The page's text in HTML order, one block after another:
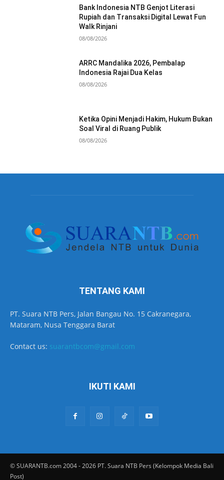
Bank Indonesia NTB Genjot Literasi
Rupiah dan Transaksi Digital Lewat Fun
Walk Rinjani
08/08/2026
ARRC Mandalika 2026, Pembalap
Indonesia Rajai Dua Kelas
08/08/2026
Ketika Opini Menjadi Hakim, Hukum Bukan
Soal Viral di Ruang Publik
08/08/2026
TENTANG KAMI
PT. Suara NTB Pers, Jalan Bangau No. 15 Cakranegara,
Mataram, Nusa Tenggara Barat
Contact us: suarantbcom@gmail.com
IKUTI KAMI
© SUARANTB.com 2004 - 2026 PT. Suara NTB Pers (Kelompok Media Bali
Post)